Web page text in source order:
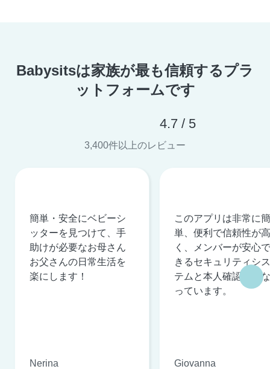
Babysitsは家族が最も信頼するプラ
ットフォームです
4.7 / 5
3,400件以上のレビュー
簡単・安全にベビーシ
ッターを見つけて、手
助けが必要なお母さん
お父さんの日常生活を
楽にします！
Nerina
このアプリは非常に簡
単、便利で信頼性が高
く、メンバーが安心で
きるセキュリティシス
テムと本人確認を行な
っています。
Giovanna